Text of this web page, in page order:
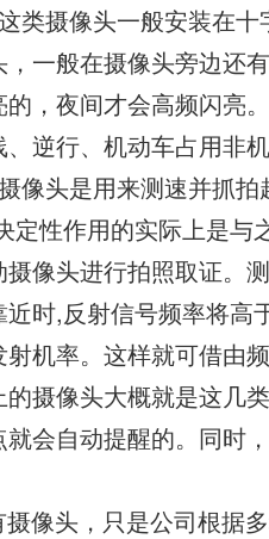
类摄像头一般安装在
一般在摄像头旁边还
，夜间才会高频闪亮
逆行、机动车占用非
像头是用来测速并抓
定性作用的实际上是与
像头进行拍照取证。
时,反射信号频率将高
机率。这样就可借由
摄像头大概就是这几
会自动提醒的。同时
像头，只是公司根据